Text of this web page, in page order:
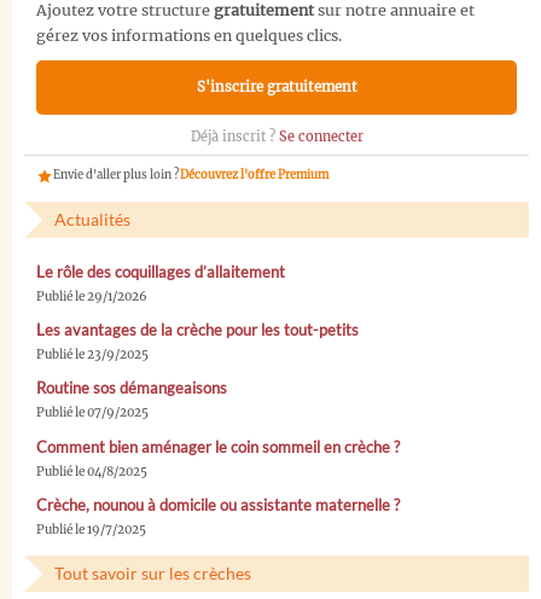
Ajoutez votre structure gratuitementsur notre annuaire et
gérez vos informations en quelques clics.
S'inscrire gratuitement
Déjà inscrit ? Se connecter
Envie d'aller plus loin ?Découvrez l'offre Premium
Actualités
Le rôle des coquillages d’allaitement
Publié le 29/1/2026
Les avantages de la crèche pour les tout-petits
Publié le 23/9/2025
Routine sos démangeaisons
Publié le 07/9/2025
Comment bien aménager le coin sommeil en crèche ?
Publié le 04/8/2025
Crèche, nounou à domicile ou assistante maternelle ?
Publié le 19/7/2025
Tout savoir sur les crèches